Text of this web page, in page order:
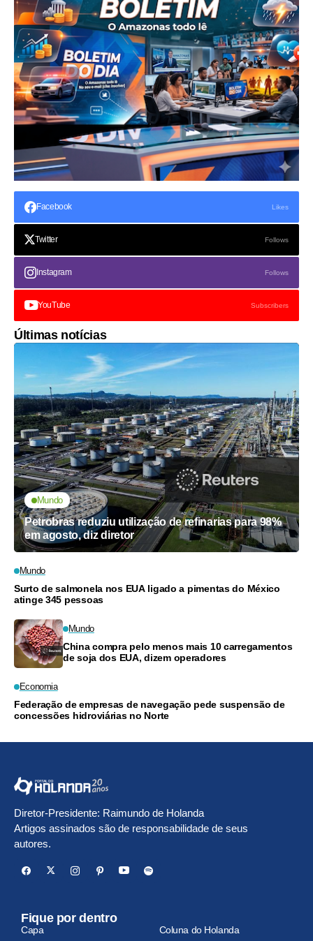
Facebook Likes
Twitter Follows
Instagram Follows
YouTube Subscribers
Últimas notícias
Mundo
Petrobras reduziu utilização de refinarias para 98%
em agosto, diz diretor
Mundo
Surto de salmonela nos EUA ligado a pimentas do México
atinge 345 pessoas
Mundo
China compra pelo menos mais 10 carregamentos
de soja dos EUA, dizem operadores
Economia
Federação de empresas de navegação pede suspensão de
concessões hidroviárias no Norte
Diretor-Presidente: Raimundo de Holanda
Artigos assinados são de responsabilidade de seus
autores.
Fique por dentro
Capa Coluna do Holanda